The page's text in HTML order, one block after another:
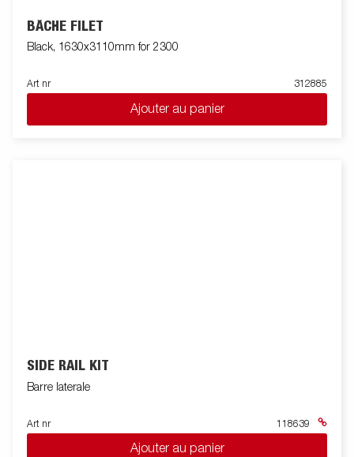
BÂCHE FILET
Black, 1630x3110mm for 2300
Art nr 312885
Ajouter au panier
SIDE RAIL KIT
Barre laterale
Art nr 118639
Ajouter au panier